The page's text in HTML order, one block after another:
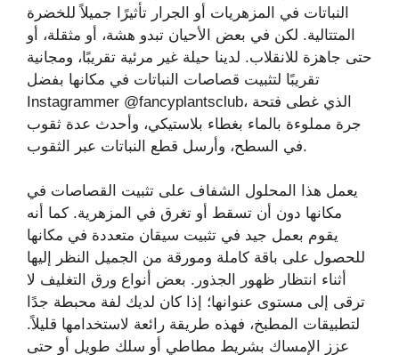
النباتات في المزهريات أو الجرار تأثيرًا جميلاً للخضرة
المتتالية. لكن في بعض الأحيان تبدو هشة، أو مثقلة، أو
حتى جاهزة للانقلاب. لدينا حيلة غير مرئية تقريبًا، ومجانية
تقريبًا لتثبيت قصاصات النباتات في مكانها بفضل
Instagrammer @fancyplantsclub، الذي غطى فتحة
جرة مملوءة بالماء بغطاء بلاستيكي، وأحدث عدة ثقوب
في السطح، وأرسل قطع النباتات عبر الثقوب.
يعمل هذا المحلول الشفاف على تثبيت القصاصات في
مكانها دون أن تسقط أو تغرق في المزهرية. كما أنه
يقوم بعمل جيد في تثبيت سيقان متعددة في مكانها
للحصول على باقة كاملة ومورقة من الجميل النظر إليها
أثناء انتظار ظهور الجذور. بعض أنواع ورق التغليف لا
ترقى إلى مستوى عنوانها؛ إذا كان لديك لفة محبطة جدًا
لتطبيقات المطبخ، فهذه طريقة رائعة لاستخدامها قليلاً.
عزز الإمساك بشريط مطاطي أو سلك طويل أو حتى